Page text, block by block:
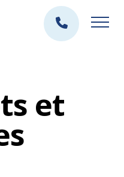
et